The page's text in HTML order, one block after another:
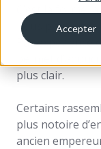
Accepter
C’est la forme
nous passe
Par
permet
plus clair.
Certains
plus notoire
ancien